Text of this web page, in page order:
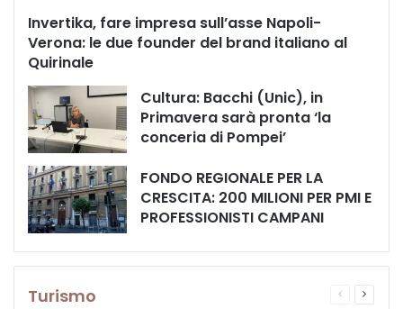
Invertika, fare impresa sull’asse Napoli-
Verona: le due founder del brand italiano al
Quirinale
Cultura: Bacchi (Unic), in
Primavera sarà pronta ‘la
conceria di Pompei’
FONDO REGIONALE PER LA
CRESCITA: 200 MILIONI PER PMI E
PROFESSIONISTI CAMPANI
Turismo
Pagina